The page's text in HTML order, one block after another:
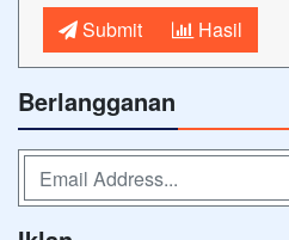
Submit Hasil
Berlangganan